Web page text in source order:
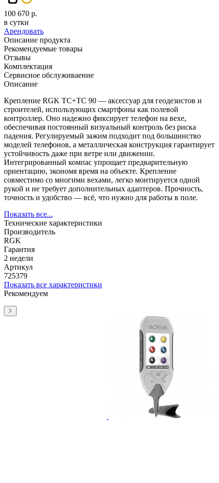
100 670 р.
в сутки
Арендовать
Описание продукта
Рекомендуемые товары
Отзывы
Комплектация
Сервисное обслуживаение
Описание
Крепление RGK TC+TC 90 — аксессуар для геодезистов и
строителей, использующих смартфоны как полевой
контроллер. Оно надежно фиксирует телефон на вехе,
обеспечивая постоянный визуальный контроль без риска
падения. Регулируемый зажим подходит под большинство
моделей телефонов, а металлическая конструкция гарантирует
устойчивость даже при ветре или движении.
Интегрированный компас упрощает предварительную
ориентацию, экономя время на объекте. Крепление
совместимо со многими вехами, легко монтируется одной
рукой и не требует дополнительных адаптеров. Прочность,
точность и удобство — всё, что нужно для работы в поле.
Показать все...
Технические характеристики
Производитель
RGK
Гарантия
2 недели
Артикул
725379
Показать все характеристики
Рекомендуем